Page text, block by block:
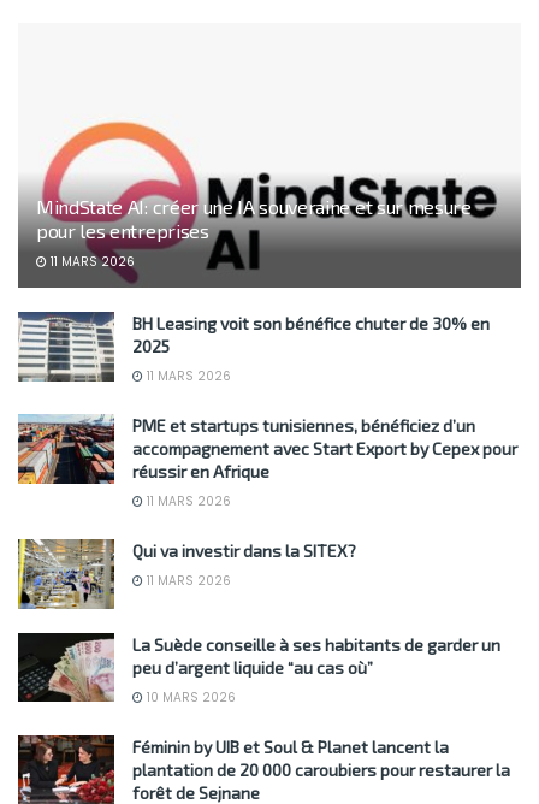
MindState AI: créer une IA souveraine et sur mesure
pour les entreprises
11 MARS 2026
BH Leasing voit son bénéfice chuter de 30% en
2025
11 MARS 2026
PME et startups tunisiennes, bénéficiez d’un
accompagnement avec Start Export by Cepex pour
réussir en Afrique
11 MARS 2026
Qui va investir dans la SITEX?
11 MARS 2026
La Suède conseille à ses habitants de garder un
peu d’argent liquide “au cas où”
10 MARS 2026
Féminin by UIB et Soul & Planet lancent la
plantation de 20 000 caroubiers pour restaurer la
forêt de Sejnane